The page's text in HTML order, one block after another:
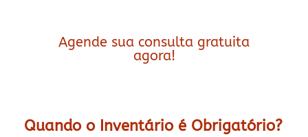
Agende sua consulta gratuita
agora!
Quando o Inventário é Obrigatório?